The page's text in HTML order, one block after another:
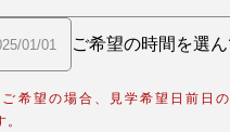
希望の場合、見学希望日前日の